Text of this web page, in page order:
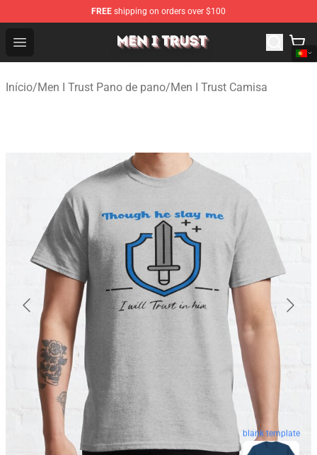
FREE shipping on orders over $100
Open menu
Men I Trust Shop - Official Men I Trust Merchandise Store
Início/Men I Trust Pano de pano/Men I Trust Camisa
blank template